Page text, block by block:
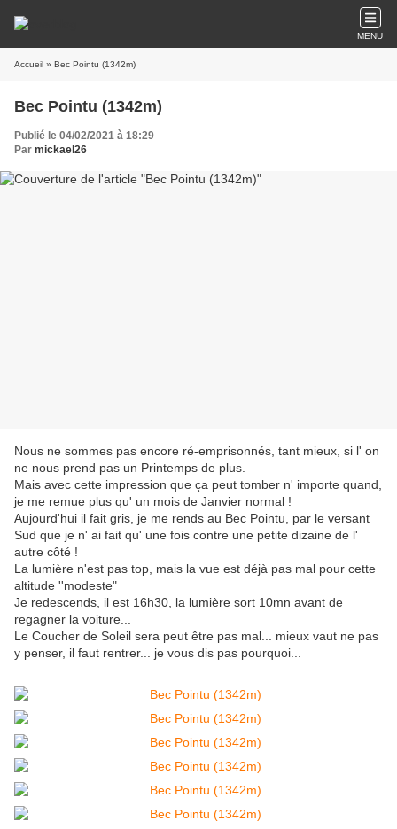
MENU
Accueil » Bec Pointu (1342m)
Bec Pointu (1342m)
Publié le 04/02/2021 à 18:29
Par mickael26
Nous ne sommes pas encore ré-emprisonnés, tant mieux, si l' on
ne nous prend pas un Printemps de plus.
Mais avec cette impression que ça peut tomber n' importe quand,
je me remue plus qu' un mois de Janvier normal !
Aujourd'hui il fait gris, je me rends au Bec Pointu, par le versant
Sud que je n' ai fait qu' une fois contre une petite dizaine de l'
autre côté !
La lumière n'est pas top, mais la vue est déjà pas mal pour cette
altitude ''modeste"
Je redescends, il est 16h30, la lumière sort 10mn avant de
regagner la voiture...
Le Coucher de Soleil sera peut être pas mal... mieux vaut ne pas
y penser, il faut rentrer... je vous dis pas pourquoi...